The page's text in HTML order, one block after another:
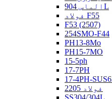
الماس 904L
فولاد F55
F53 (2507)
254SMO-F44
PH13-8Mo
PH15-7MO
15-5ph
17-7PH
17-4PH-
فولاد 2205
SS304/304L